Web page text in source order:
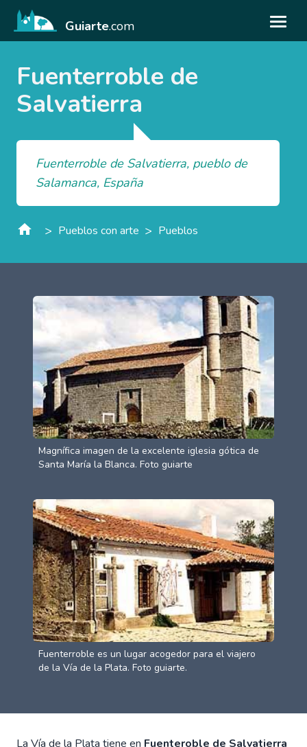
Guiarte.com
Fuenterroble de
Salvatierra
Fuenterroble de Salvatierra, pueblo de
Salamanca, España
> Pueblos con arte > Pueblos
Magnífica imagen de la excelente iglesia gótica de
Santa María la Blanca. Foto guiarte
Fuenterroble es un lugar acogedor para el viajero
de la Vía de la Plata. Foto guiarte.
La Vía de la Plata tiene en Fuenteroble de Salvatierra